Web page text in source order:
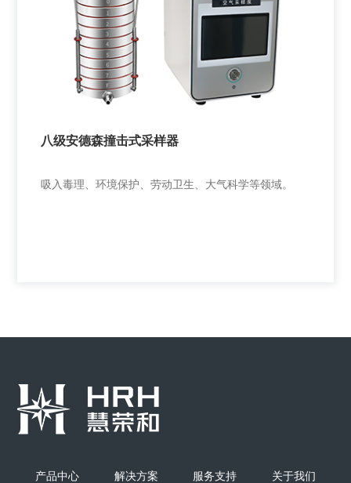
安德森六级空气微生物采样器
生物气溶胶采样、粒径分析等领域。
八级安德森撞击式采样器
吸入毒理、环境保护、劳动卫生、大气科学等领域。
八级安德森撞击式采样器
产品中心 解决方案 服务支持 关于我们